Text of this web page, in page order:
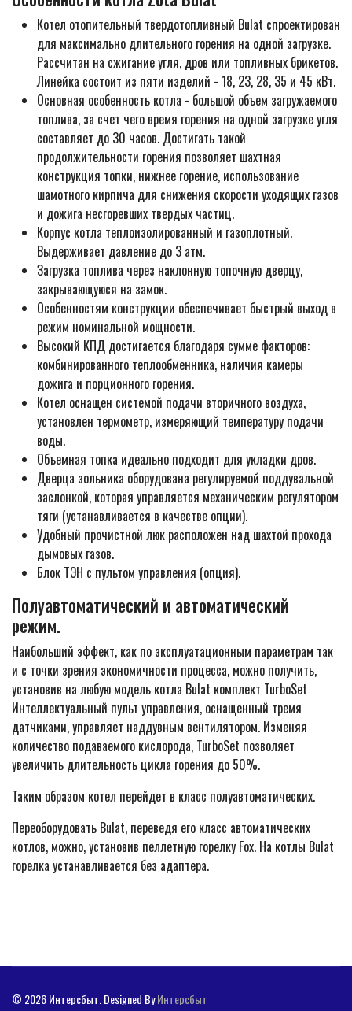
Котел отопительный твердотопливный Bulat спроектирован
для максимально длительного горения на одной загрузке.
Рассчитан на сжигание угля, дров или топливных брикетов.
Линейка состоит из пяти изделий - 18, 23, 28, 35 и 45 кВт.
Основная особенность котла - большой объем загружаемого
топлива, за счет чего время горения на одной загрузке угля
составляет до 30 часов. Достигать такой
продолжительности горения позволяет шахтная
конструкция топки, нижнее горение, использование
шамотного кирпича для снижения скорости уходящих газов
и дожига несгоревших твердых частиц.
Корпус котла теплоизолированный и газоплотный.
Выдерживает давление до 3 атм.
Загрузка топлива через наклонную топочную дверцу,
закрывающуюся на замок.
Особенностям конструкции обеспечивает быстрый выход в
режим номинальной мощности.
Высокий КПД достигается благодаря сумме факторов:
комбинированного теплообменника, наличия камеры
дожига и порционного горения.
Котел оснащен системой подачи вторичного воздуха,
установлен термометр, измеряющий температуру подачи
воды.
Объемная топка идеально подходит для укладки дров.
Дверца зольника оборудована регулируемой поддувальной
заслонкой, которая управляется механическим регулятором
тяги (устанавливается в качестве опции).
Удобный прочистной люк расположен над шахтой прохода
дымовых газов.
Блок ТЭН с пультом управления (опция).
Полуавтоматический и автоматический
режим.
Наибольший эффект, как по эксплуатационным параметрам так
и с точки зрения экономичности процесса, можно получить,
установив на любую модель котла Bulat комплект TurboSet
Интеллектуальный пульт управления, оснащенный тремя
датчиками, управляет наддувным вентилятором. Изменяя
количество подаваемого кислорода, TurboSet позволяет
увеличить длительность цикла горения до 50%.
Таким образом котел перейдет в класс полуавтоматических.
Переоборудовать Bulat, переведя его класс автоматических
котлов, можно, установив пеллетную горелку Fox. На котлы Bulat
горелка устанавливается без адаптера.
© 2026 Интерсбыт. Designed ByИнтерсбыт